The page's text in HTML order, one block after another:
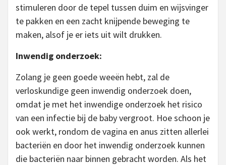
stimuleren door de tepel tussen duim en wijsvinger
te pakken en een zacht knijpende beweging te
maken, alsof je er iets uit wilt drukken.
Inwendig onderzoek:
Zolang je geen goede weeën hebt, zal de
verloskundige geen inwendig onderzoek doen,
omdat je met het inwendige onderzoek het risico
van een infectie bij de baby vergroot. Hoe schoon je
ook werkt, rondom de vagina en anus zitten allerlei
bacteriën en door het inwendig onderzoek kunnen
die bacteriën naar binnen gebracht worden. Als het